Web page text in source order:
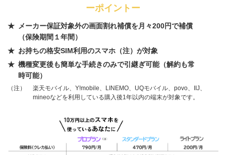
ーポイントー
メーカー保証対象外の画面割れ補償を月々200円で補償
（保険期間１年間）
お持ちの格安SIM利用のスマホ（注）が対象
機種変更後も簡単な手続きのみで引継ぎ可能（解約も常
時可能）
（注）
楽天モバイル、Y!mobile、LINEMO、UQモバイル、povo、IIJ、
mineoなどを利用している購入後1年以内の端末が対象です。